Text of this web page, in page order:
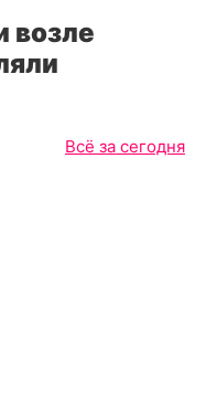
возле
Всё за сегодня